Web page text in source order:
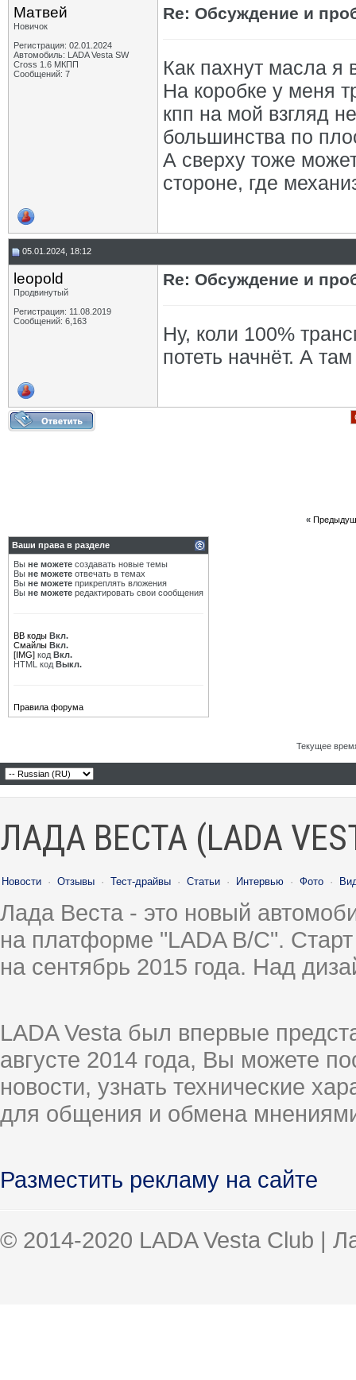
Матвей
Новичок
Регистрация: 02.01.2024
Автомобиль: LADA Vesta SW
Cross 1.6 МКПП
Сообщений: 7
Re: Обсуждение и
Как пахнут масла я
На коробке у меня
кпп на мой взгляд
большинства по
А сверху тоже
стороне, где
05.01.2024, 18:12
leopold
Продвинутый
Регистрация: 11.08.2019
Сообщений: 6,163
Re: Обсуждение и
Ну, коли 100%
потеть начнёт. А
«
Ваши права в разделе
Вы не можете создавать новые темы
Вы не можете отвечать в темах
Вы не можете прикреплять вложения
Вы не можете редактировать свои сообщения
BB коды Вкл.
Смайлы Вкл.
[IMG] код Вкл.
HTML код Выкл.
Правила форума
Текущее
ЛАДА ВЕСТА (LADA
Новости · Отзывы · Тест-драйвы · Статьи · Интервью · Фото ·
Лада Веста - это новый
на платформе "LADA B/C".
на сентябрь 2015 года. Над
LADA Vesta был впервые
августе 2014 года, Вы можете
новости, узнать технические
для общения и обмена
Разместить рекламу на сайте
© 2014-2020 LADA Vesta Club |